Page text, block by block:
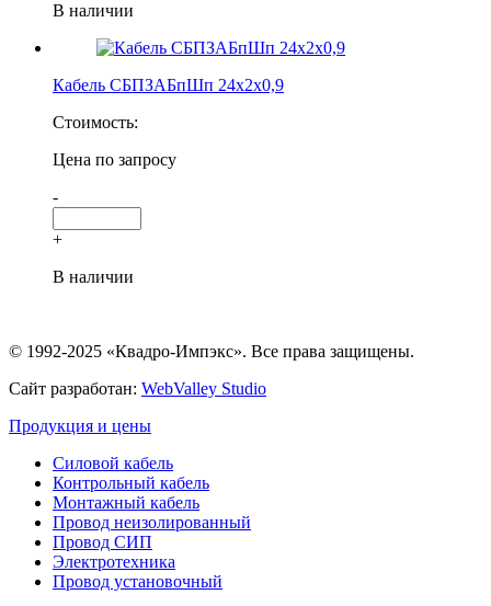
В наличии
Кабель СБПЗАБпШп 24х2х0,9
Стоимость:
Цена по запросу
-
+
В наличии
© 1992-2025 «Квадро-Импэкс». Все права защищены.
Сайт разработан: WebValley Studio
Продукция и цены
Силовой кабель
Контрольный кабель
Монтажный кабель
Провод неизолированный
Провод СИП
Электротехника
Провод установочный